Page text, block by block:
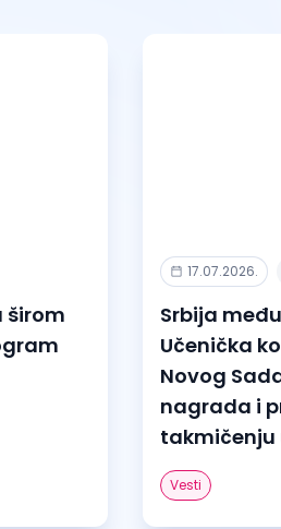
širom
17.07.2026.
Srbija
Učenička
Novog
nagrada i
takmičenju
Vesti